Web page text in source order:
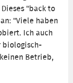
"back to
"Viele haben
Ich auch
biologisch-
Betrieb,